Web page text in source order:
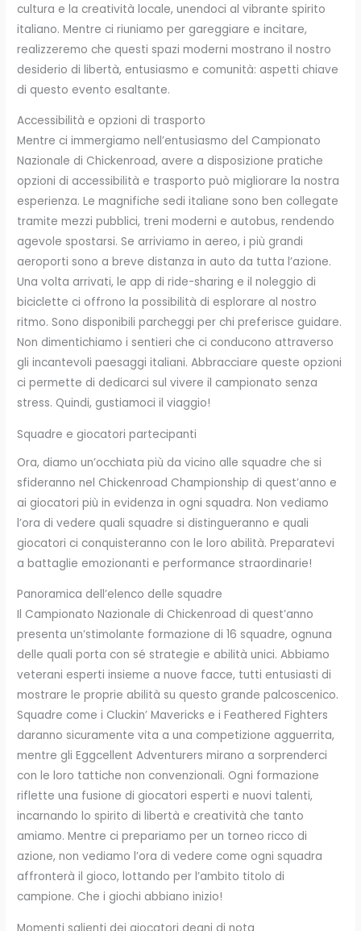
cultura e la creatività locale, unendoci al vibrante spirito
italiano. Mentre ci riuniamo per gareggiare e incitare,
realizzeremo che questi spazi moderni mostrano il nostro
desiderio di libertà, entusiasmo e comunità: aspetti chiave
di questo evento esaltante.
Accessibilità e opzioni di trasporto
Mentre ci immergiamo nell’entusiasmo del Campionato
Nazionale di Chickenroad, avere a disposizione pratiche
opzioni di accessibilità e trasporto può migliorare la nostra
esperienza. Le magnifiche sedi italiane sono ben collegate
tramite mezzi pubblici, treni moderni e autobus, rendendo
agevole spostarsi. Se arriviamo in aereo, i più grandi
aeroporti sono a breve distanza in auto da tutta l’azione.
Una volta arrivati, le app di ride-sharing e il noleggio di
biciclette ci offrono la possibilità di esplorare al nostro
ritmo. Sono disponibili parcheggi per chi preferisce guidare.
Non dimentichiamo i sentieri che ci conducono attraverso
gli incantevoli paesaggi italiani. Abbracciare queste opzioni
ci permette di dedicarci sul vivere il campionato senza
stress. Quindi, gustiamoci il viaggio!
Squadre e giocatori partecipanti
Ora, diamo un’occhiata più da vicino alle squadre che si
sfideranno nel Chickenroad Championship di quest’anno e
ai giocatori più in evidenza in ogni squadra. Non vediamo
l’ora di vedere quali squadre si distingueranno e quali
giocatori ci conquisteranno con le loro abilità. Preparatevi
a battaglie emozionanti e performance straordinarie!
Panoramica dell’elenco delle squadre
Il Campionato Nazionale di Chickenroad di quest’anno
presenta un’stimolante formazione di 16 squadre, ognuna
delle quali porta con sé strategie e abilità unici. Abbiamo
veterani esperti insieme a nuove facce, tutti entusiasti di
mostrare le proprie abilità su questo grande palcoscenico.
Squadre come i Cluckin’ Mavericks e i Feathered Fighters
daranno sicuramente vita a una competizione agguerrita,
mentre gli Eggcellent Adventurers mirano a sorprenderci
con le loro tattiche non convenzionali. Ogni formazione
riflette una fusione di giocatori esperti e nuovi talenti,
incarnando lo spirito di libertà e creatività che tanto
amiamo. Mentre ci prepariamo per un torneo ricco di
azione, non vediamo l’ora di vedere come ogni squadra
affronterà il gioco, lottando per l’ambito titolo di
campione. Che i giochi abbiano inizio!